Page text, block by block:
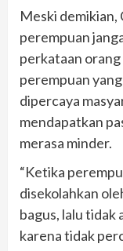
Meski demikian,
perempuan
perkataan orang
perempuan
dipercaya
mendapatkan
merasa minder.
“Ketika
disekolahkan
bagus, lalu tidak
karena tidak